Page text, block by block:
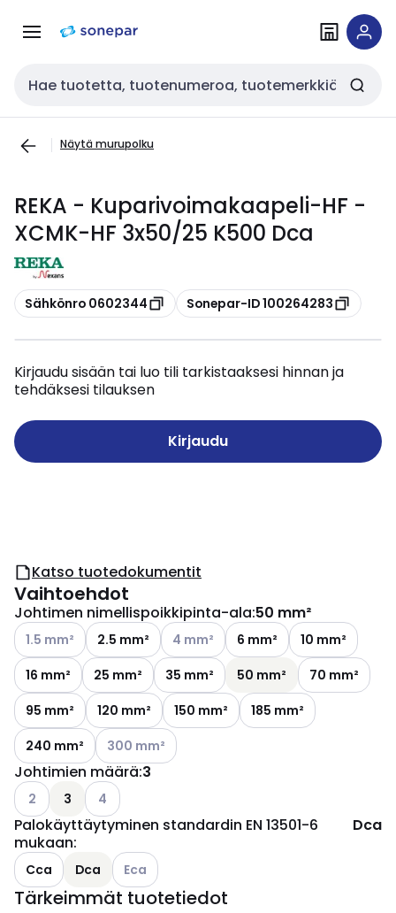
navigointiinsisältöön
Haku
Näytä murupolku
REKA - Kuparivoimakaapeli-HF -
XCMK-HF 3x50/25 K500 Dca
Kopioi
Sähkönro 0602344 Kopioi
Sonepar-ID 100264283
Kirjaudu sisään tai luo tili tarkistaaksesi hinnan ja
tehdäksesi tilauksen
Kirjaudu
Katso tuotedokumentit
Vaihtoehdot
Johtimen nimellispoikkipinta-ala:50 mm²
Katso käytettävissä olevat vaihtoehdot
1.5 mm² 2.5 mm² Katso käytettävissä olevat
4 mm² 6 mm²
10 mm²
16 mm²
25 mm² 35 mm² 50 mm²
70 mm²
95 mm²
120 mm² 150 mm²
185 mm²
240 mm²
Katso käytettävissä olevat vaihtoehdot
300 mm²
Johtimien määrä:3
Katso käytettävissä olevat vaihtoehdot
2 3 Katso käytettävissä olevat vaihtoehdot
4
Palokäyttäytyminen standardin EN 13501-6
mukaan:
Dca
Cca Dca Katso käytettävissä olevat vaihtoehdot
Eca
Tärkeimmät tuotetiedot